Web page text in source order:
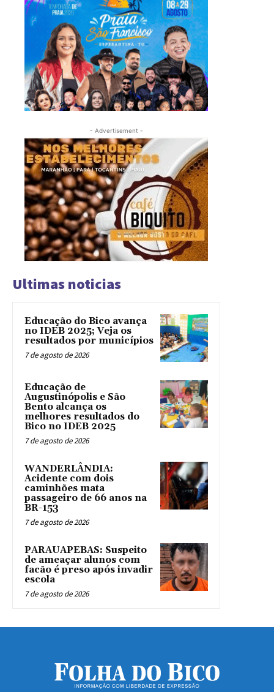
- Advertisement -
Ultimas noticias
Educação do Bico avança
no IDEB 2025; Veja os
resultados por municípios
7 de agosto de 2026
Educação de
Augustinópolis e São
Bento alcança os
melhores resultados do
Bico no IDEB 2025
7 de agosto de 2026
WANDERLÂNDIA:
Acidente com dois
caminhões mata
passageiro de 66 anos na
BR-153
7 de agosto de 2026
PARAUAPEBAS: Suspeito
de ameaçar alunos com
facão é preso após invadir
escola
7 de agosto de 2026